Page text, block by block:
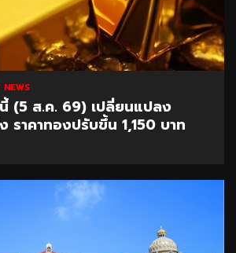
NEWS
(5 ส.ค. 69) เปลี่ยนแปลง
ราคาทองปรับขึ้น 1,150 บาท